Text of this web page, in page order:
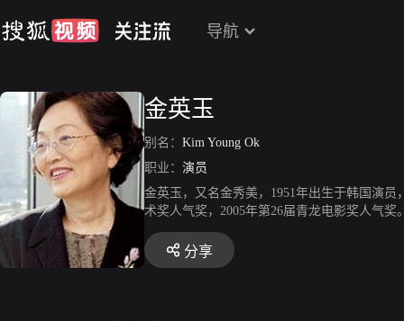
导航
金英玉
别名： Kim Young Ok
职业： 演员
金英玉，又名金秀美，1951年出生于韩国演
术奖人气奖，2005年第26届青龙电影奖人气
分享